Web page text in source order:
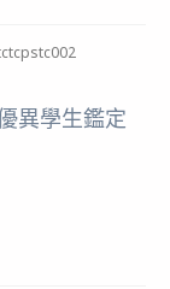
異學生鑑定